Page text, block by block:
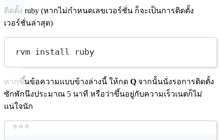
ติดตั้ง ruby (หากไม่กำหนดเลขเวอร์ชั่น ก็จะเป็นการติดตั้ง
เวอร์ชั่นล่าสุด)
rvm install ruby
หากขึ้นข้อความแบบข้างล่างนี้ ให้กด Q จากนั้นนั่งรอการติดตั้ง
ซักพักนึงประมาณ 5 นาที หรือว่าขึ้นอยู่กับความเร็วเนตก็ไม่
แน่ใจนัก